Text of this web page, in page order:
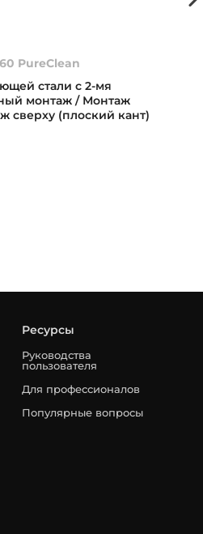
PureClean
стали с 2-мя
монтаж / Монтаж
сверху (плоский кант)
Ресурсы
Руководства
пользователя
Для профессионалов
Популярные вопросы